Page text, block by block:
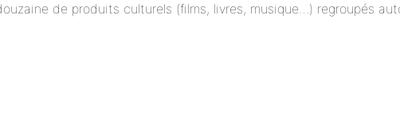
de produits culturels (films, livres, musique…) regroupés